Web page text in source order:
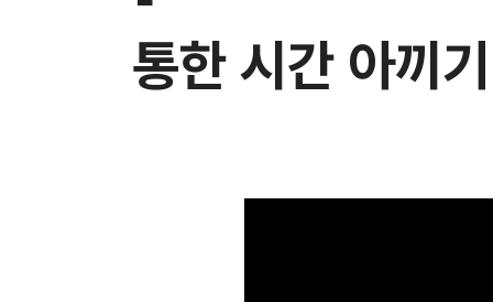
통한 시간 아끼기